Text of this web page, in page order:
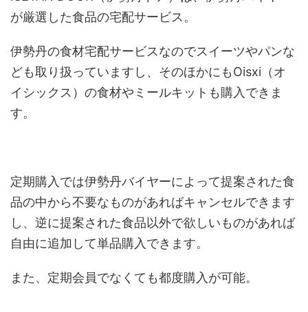
が厳選した食品の宅配サービス。
伊勢丹の食材宅配サービスなのでスイーツやパンな
ども取り扱っていますし、そのほかにもOisxi（オ
イシックス）の食材やミールキットも購入できま
す。
定期購入では伊勢丹バイヤーによって提案された食
品の中から不要なものがあればキャンセルできます
し、逆に提案された食品以外で欲しいものがあれば
自由に追加して単品購入できます。
また、定期会員でなくても都度購入が可能。